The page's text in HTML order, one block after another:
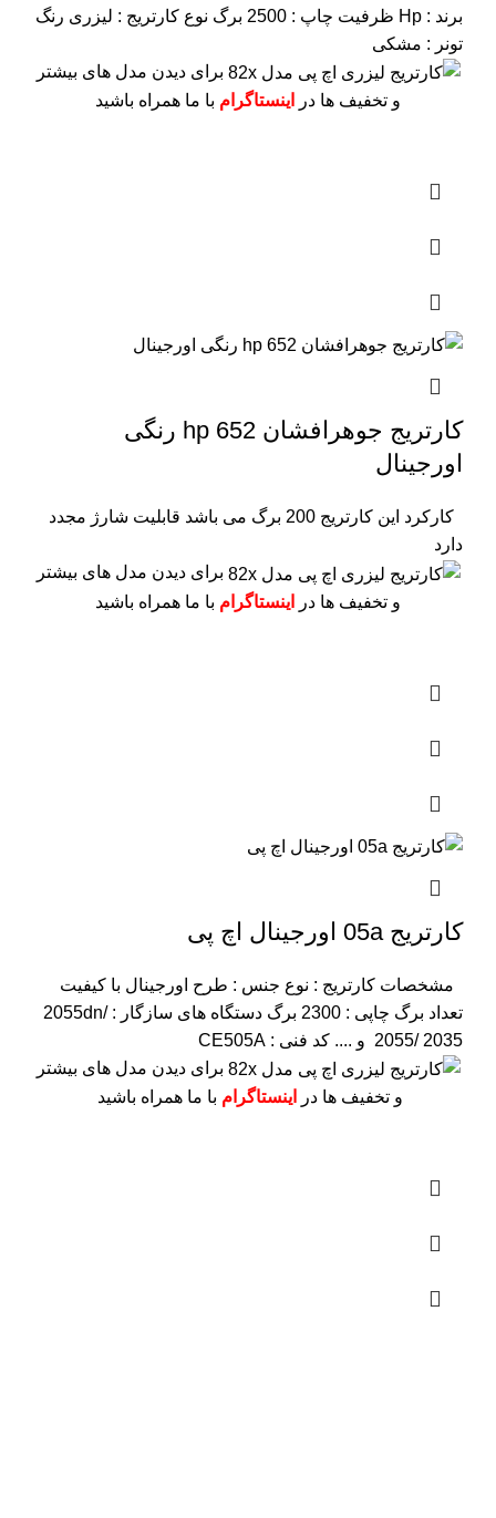
برند : Hp ظرفیت چاپ : 2500 برگ نوع کارتریج : لیزری رنگ
تونر : مشکی
برای دیدن مدل های بیشتر
و تخفیف ها در
اینستاگرام با ما همراه باشید
کارتریج جوهرافشان 652 hp رنگی
اورجینال
کارکرد این کارتریج 200 برگ می باشد
قابلیت شارژ مجدد
دارد
برای دیدن مدل های بیشتر
و تخفیف ها در
اینستاگرام با ما همراه باشید
کارتریج 05a اورجینال اچ پی
مشخصات کارتریج : نوع جنس : طرح اورجینال با کیفیت
تعداد برگ چاپی : 2300 برگ
دستگاه های سازگار : 2055dn/
2055/ 2035 و ....
کد فنی : CE505A
برای دیدن مدل های بیشتر
و تخفیف ها در
اینستاگرام با ما همراه باشید